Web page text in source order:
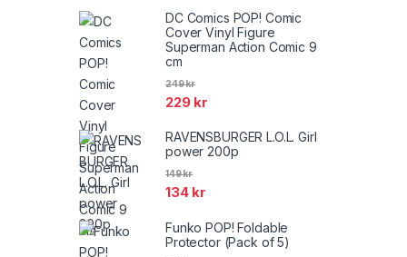
DC Comics POP! Comic
Cover Vinyl Figure
Superman Action Comic 9
cm
229 kr
249kr
RAVENSBURGER L.O.L. Girl
power 200p
134 kr
149kr
Funko POP! Foldable
Protector (Pack of 5)